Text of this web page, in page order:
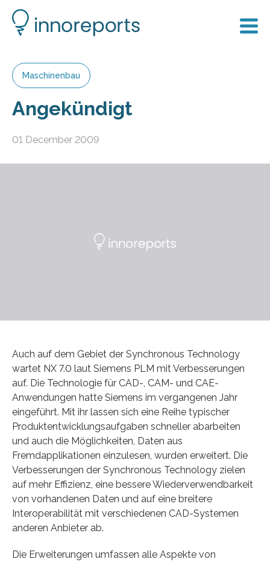
Maschinenbau
Angekündigt
01 December 2009
Auch auf dem Gebiet der Synchronous Technology
wartet NX 7.0 laut Siemens PLM mit Verbesserungen
auf. Die Technologie für CAD-, CAM- und CAE-
Anwendungen hatte Siemens im vergangenen Jahr
eingeführt. Mit ihr lassen sich eine Reihe typischer
Produktentwicklungsaufgaben schneller abarbeiten
und auch die Möglichkeiten, Daten aus
Fremdapplikationen einzulesen, wurden erweitert. Die
Verbesserungen der Synchronous Technology zielen
auf mehr Effizienz, eine bessere Wiederverwendbarkeit
von vorhandenen Daten und auf eine breitere
Interoperabilität mit verschiedenen CAD-Systemen
anderen Anbieter ab.
Die Erweiterungen umfassen alle Aspekte von